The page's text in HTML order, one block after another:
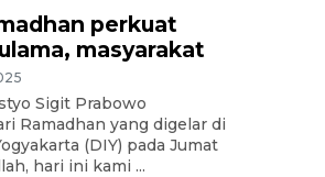
perkuat
masyarakat
Sigit Prabowo
Ramadhan yang digelar di
(DIY) pada Jumat
hari ini kami ...